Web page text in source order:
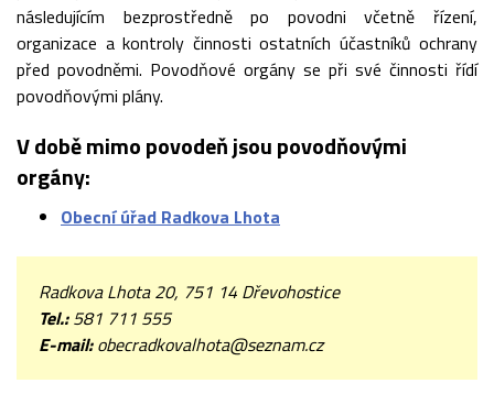
následujícím bezprostředně po povodni včetně řízení,
organizace a kontroly činnosti ostatních účastníků ochrany
před povodněmi. Povodňové orgány se při své činnosti řídí
povodňovými plány.
V době mimo povodeň jsou povodňovými
orgány:
Obecní úřad Radkova Lhota
Radkova Lhota 20, 751 14 Dřevohostice
Tel.:581 711 555
E-mail:obecradkovalhota@seznam.cz